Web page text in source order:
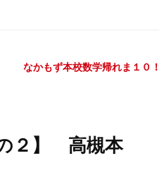
なかもず本校数学帰れま１０！
２】 高槻本